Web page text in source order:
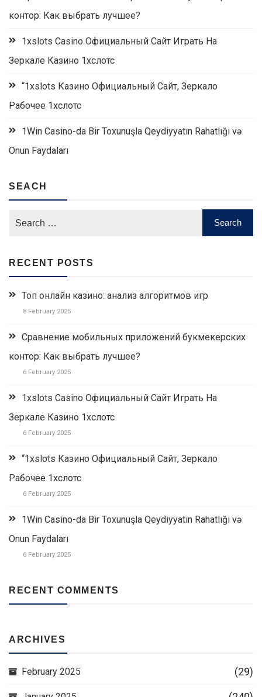
контор: Как выбрать лучшее?
1xslots Casino Официальный Сайт Играть На
Зеркале Казино 1хслотс
“1xslots Казино Официальный Сайт, Зеркало
Рабочее 1хслотс
1Win Casino-da Bir Toxunuşla Qeydiyyatın Rahatlığı və
Onun Faydaları
SEACH
RECENT POSTS
Топ онлайн казино: анализ алгоритмов игр
8 February 2025
Сравнение мобильных приложений букмекерских
контор: Как выбрать лучшее?
6 February 2025
1xslots Casino Официальный Сайт Играть На
Зеркале Казино 1хслотс
6 February 2025
“1xslots Казино Официальный Сайт, Зеркало
Рабочее 1хслотс
6 February 2025
1Win Casino-da Bir Toxunuşla Qeydiyyatın Rahatlığı və
Onun Faydaları
6 February 2025
RECENT COMMENTS
ARCHIVES
February 2025 (29)